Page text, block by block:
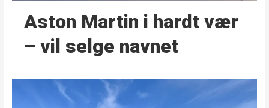
Aston Martin i hardt vær
– vil selge navnet